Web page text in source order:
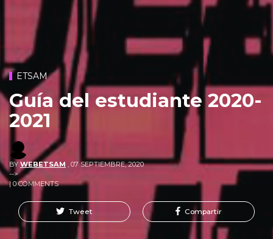
ETSAM
Guía del estudiante 2020-
2021
BY WEBETSAM
07 SEPTIEMBRE, 2020
-->
| 0 COMMENTS
Tweet Compartir